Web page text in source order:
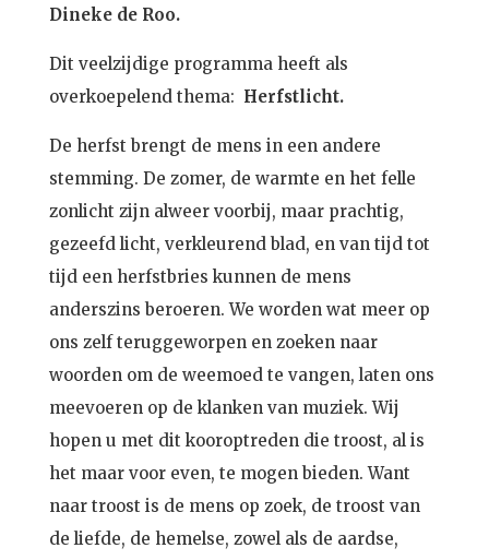
Dineke de Roo.
Dit veelzijdige programma heeft als
overkoepelend thema: Herfstlicht.
De herfst brengt de mens in een andere
stemming. De zomer, de warmte en het felle
zonlicht zijn alweer voorbij, maar prachtig,
gezeefd licht, verkleurend blad, en van tijd tot
tijd een herfstbries kunnen de mens
anderszins beroeren. We worden wat meer op
ons zelf teruggeworpen en zoeken naar
woorden om de weemoed te vangen, laten ons
meevoeren op de klanken van muziek. Wij
hopen u met dit kooroptreden die troost, al is
het maar voor even, te mogen bieden. Want
naar troost is de mens op zoek, de troost van
de liefde, de hemelse, zowel als de aardse,